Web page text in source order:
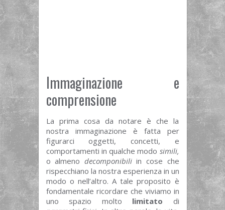
Immaginazione e
comprensione
La prima cosa da notare è che la
nostra immaginazione è fatta per
figurarci oggetti, concetti, e
comportamenti in qualche modo simili,
o almeno decomponibiliin cose che
rispecchiano la nostra esperienza in un
modo o nell’altro. A tale proposito è
fondamentale ricordare che viviamo in
uno spazio molto limitato di